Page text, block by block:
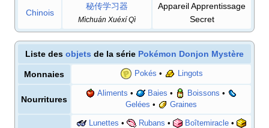
Chinois
秘传学习器
Mìchuán Xuéxí Qì
Appareil Apprentissage
Secret
Liste des objets de la série Pokémon Donjon Mystère
Monnaies Pokés • Lingots
Nourritures
Aliments • Baies • Boissons •
Gelées • Graines
Lunettes • Rubans • Boîtemiracle•